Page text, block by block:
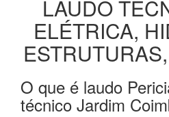
LAUDO
ELÉTRICA,
O que é laudo
técnico Jardim